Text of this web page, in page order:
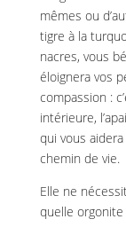
mêmes ou
tigre à la
nacres, vous
éloignera vos
compassion :
intérieure,
qui vous
chemin de vie.
Elle ne
quelle